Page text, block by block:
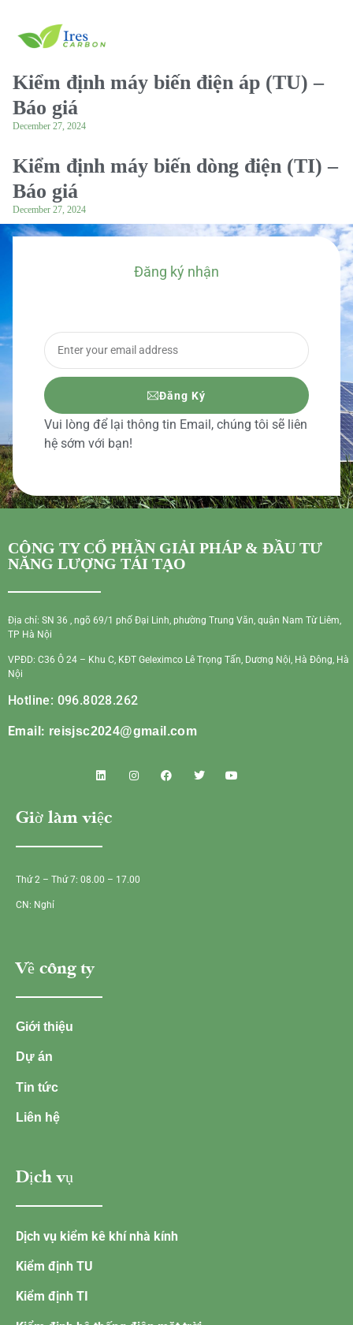
Kiểm định máy biến điện áp (TU) –
Báo giá
December 27, 2024
Kiểm định máy biến dòng điện (TI) –
Báo giá
December 27, 2024
Đăng ký nhận
Đăng Ký
Vui lòng để lại thông tin Email, chúng tôi sẽ liên
hệ sớm với bạn!
CÔNG TY CỔ PHẦN GIẢI PHÁP & ĐẦU TƯ
NĂNG LƯỢNG TÁI TẠO
Địa chỉ: SN 36 , ngõ 69/1 phố Đại Linh, phường Trung Văn, quận Nam Từ Liêm,
TP Hà Nội
VPĐD: C36 Ô 24 – Khu C, KĐT Geleximco Lê Trọng Tấn, Dương Nội, Hà Đông, Hà
Nội
Hotline: 096.8028.262
Email: reisjsc2024@gmail.com
Giờ làm việc
Thứ 2 – Thứ 7: 08.00 – 17.00
CN: Nghỉ
Về công ty
Giới thiệu
Dự án
Tin tức
Liên hệ
Dịch vụ
Dịch vụ kiểm kê khí nhà kính
Kiểm định TU
Kiểm định TI